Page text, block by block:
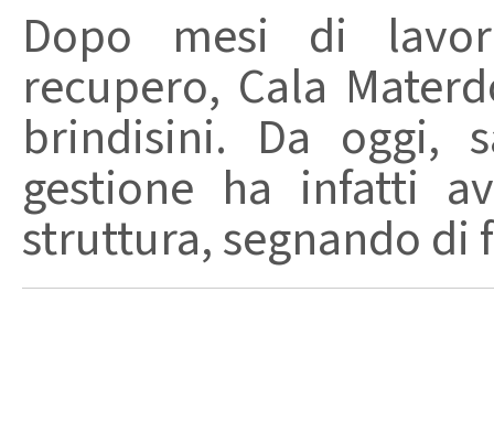
Dopo mesi di
recupero, Cala
brindisini. Da oggi,
gestione ha infatti
struttura, segnando di